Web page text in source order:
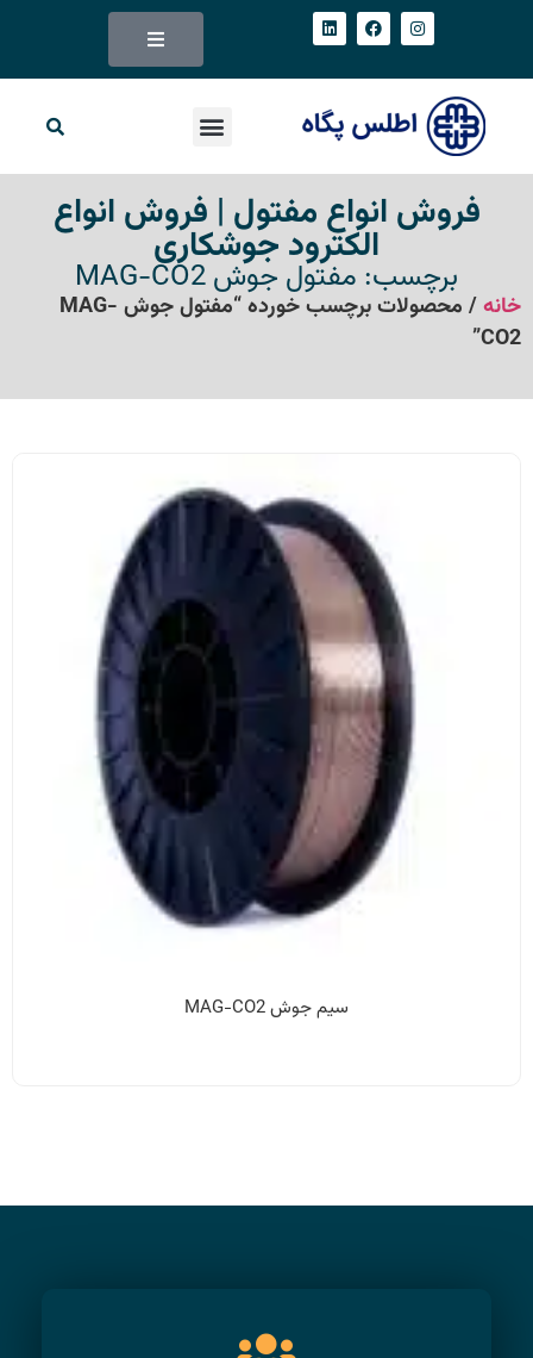
فروش انواع مفتول | فروش انواع
الکترود جوشکاری
برچسب: مفتول جوش MAG-CO2
خانه
/ محصولات برچسب خورده “مفتول جوش MAG-
CO2”
سیم جوش MAG-CO2